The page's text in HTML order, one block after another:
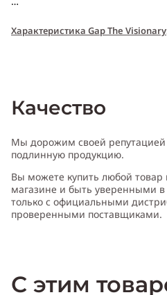
Характеристика Gap The Visionary
Cодержит ноты:герань, тмин
Качество
Мы дорожим своей
подлинную продукцию.
Вы можете купить любой
магазине и быть уверенными
только с официальными
проверенными поставщиками.
С этим